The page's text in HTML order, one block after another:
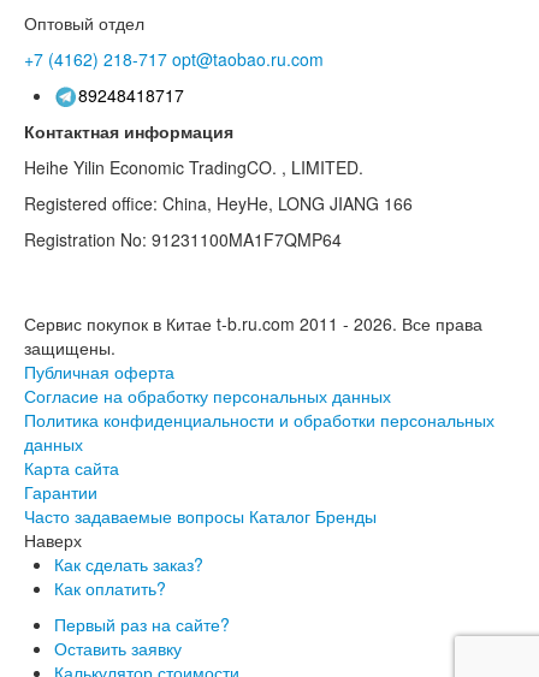
Оптовый отдел
+7 (4162) 218-717 opt@taobao.ru.com
89248418717
Контактная информация
Heihe Yilin Economic TradingCO. , LIMITED.
Registered office: China, HeyHe, LONG JIANG 166
Registration No: 91231100MA1F7QMP64
Сервис покупок в Китае t-b.ru.com 2011 - 2026. Все права
защищены.
Публичная оферта
Согласие на обработку персональных данных
Политика конфиденциальности и обработки персональных
данных
Карта сайта
Гарантии
Часто задаваемые вопросы Каталог Бренды
Наверх
Как сделать заказ?
Как оплатить?
Первый раз на сайте?
Оставить заявку
Калькулятор стоимости